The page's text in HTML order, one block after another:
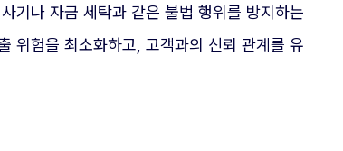
기나 자금 세탁과 같은 불법 행위를 방지하는
위험을 최소화하고, 고객과의 신뢰 관계를 유